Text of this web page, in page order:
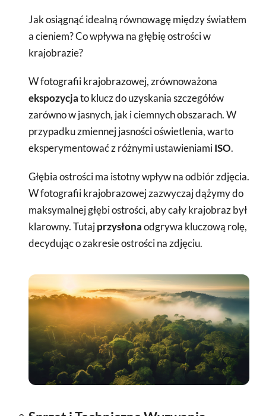
Jak osiągnąć idealną równowagę między światłem
a cieniem? Co wpływa na głębię ostrości w
krajobrazie?
W fotografii krajobrazowej, zrównoważona
ekspozycjato klucz do uzyskania szczegółów
zarówno w jasnych, jak i ciemnych obszarach. W
przypadku zmiennej jasności oświetlenia, warto
eksperymentować z różnymi ustawieniamiISO.
Głębia ostrości ma istotny wpływ na odbiór zdjęcia.
W fotografii krajobrazowej zazwyczaj dążymy do
maksymalnej głębi ostrości, aby cały krajobraz był
klarowny. Tutajprzysłonaodgrywa kluczową rolę,
decydując o zakresie ostrości na zdjęciu.